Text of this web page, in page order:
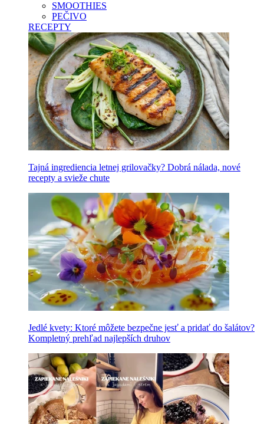
SMOOTHIES
PEČIVO
RECEPTY
Tajná ingrediencia letnej grilovačky? Dobrá nálada, nové
recepty a svieže chute
Jedlé kvety: Ktoré môžete bezpečne jesť a pridať do šalátov?
Kompletný prehľad najlepších druhov